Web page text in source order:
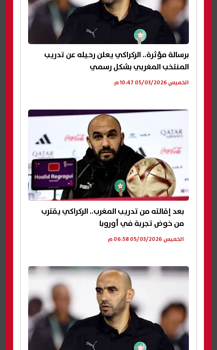
برسالة مؤثرة.. الركراكي يعلن رحيله عن تدريب
المنتخب المغربي بشكل رسمي
الخميس 05/03/2026 10:47 م
بعد إقالته من تدريب المغرب.. الركراكي يقترب
من خوض تجربة في أوروبا
الخميس 05/03/2026 06:58 م